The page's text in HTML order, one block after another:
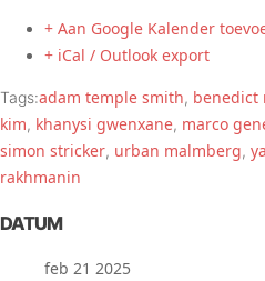
+ Aan Google Kalender
+ iCal / Outlook export
Tags:adam temple smith, benedict
kim, khanysi gwenxane, marco
simon stricker, urban malmberg,
rakhmanin
DATUM
feb 21 2025